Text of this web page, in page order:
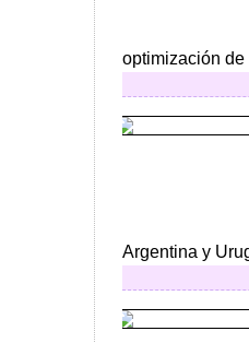
optimización de
Argentina y